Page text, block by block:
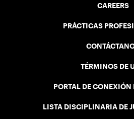
CAREERS
PRÁCTICAS
TÉRMINOS DE
PORTAL DE CONEXIÓN
LISTA DISCIPLINARIA DE